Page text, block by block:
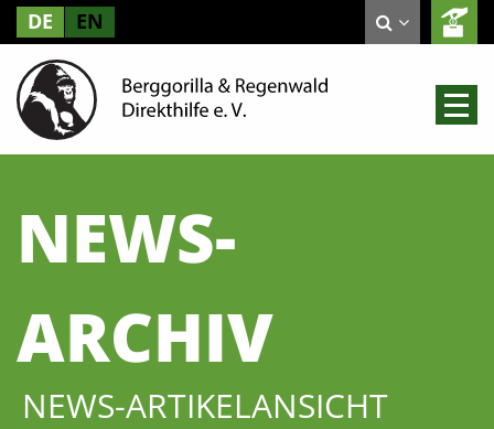
DE EN
NEWS-
ARCHIV
NEWS-ARTIKELANSICHT